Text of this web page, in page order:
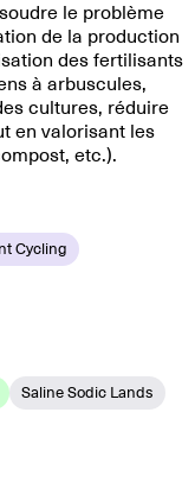
le problème
de la production
des fertilisants
à arbuscules,
cultures, réduire
en valorisant les
etc.).
Cycling
Saline Sodic Lands